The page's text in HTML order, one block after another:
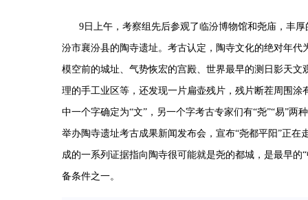
9日上午，考察组先后参观了临汾博物馆和尧庙，丰
汾市襄汾县的陶寺遗址。考古认定，陶寺文化的绝对年代
模空前的城址、气势恢宏的宫殿、世界最早的测日影天
理的手工业区等，还发现一片扁壶残片，残片断茬周围
中一个字确定为“文” ，另一个字考古专家们有“尧”“易”两
举办陶寺遗址考古成果新闻发布会，宣布“尧都平阳”正在
成的一系列证据指向陶寺很可能就是尧的都城，是最早的“
备条件之一。